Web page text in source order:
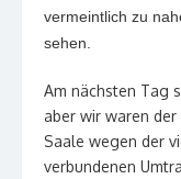
vermeintlich zu
sehen.
Am nächsten Tag
aber wir waren
Saale wegen der
verbundenen